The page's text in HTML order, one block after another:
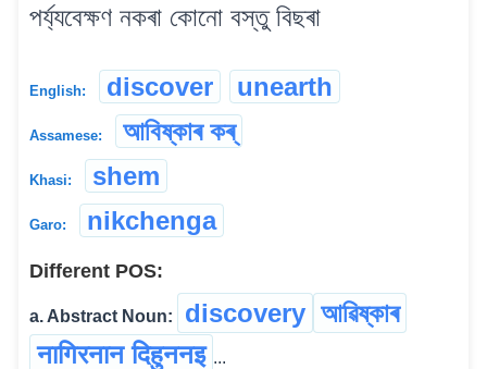
পৰ্য্যবেক্ষণ নকৰা কোনো বস্তু বিছৰা
English: discover unearth
Assamese: আবিষ্কাৰ কৰ্
Khasi: shem
Garo: nikchenga
Different POS:
a. Abstract Noun: discovery আৱিষ্কাৰ
नागिरनान दिहुननइ ...